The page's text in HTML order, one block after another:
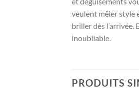
veulent mêler style
briller dès l’arrivée.
inoubliable.
PRODUITS